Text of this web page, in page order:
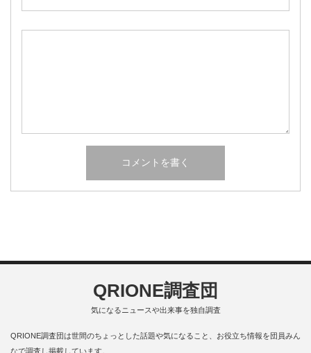
QRIONE調査団
気になるニュースや出来事を独自調査
QRIONE調査団は世間のちょっとした話題や気になること、お役立ち情報を団員みん
なで調査し掲載しています。